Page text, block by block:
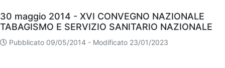
Eventi
30 maggio 2014 - XVI CONVEGNO NAZIONALE
TABAGISMO E SERVIZIO SANITARIO NAZIONALE
Pubblicato 09/05/2014 - Modificato 23/01/2023